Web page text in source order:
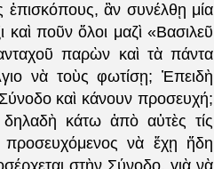
ἂν συνέλθῃ μία
ποῦν ὅλοι μαζὶ «Βασιλεῦ
παρὼν καὶ τὰ πάντα
νὰ τoὺς φωτίσῃ; Ἐπειδὴ
Σύνοδο καὶ κάνουν προσευχή;
κάτω ἀπὸ αὐτὲς τίς
προσευχόμενος νὰ ἔχῃ ἤδη